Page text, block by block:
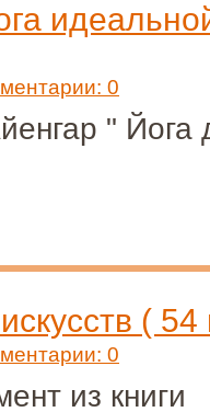
0
" Йога
( 54
0
из